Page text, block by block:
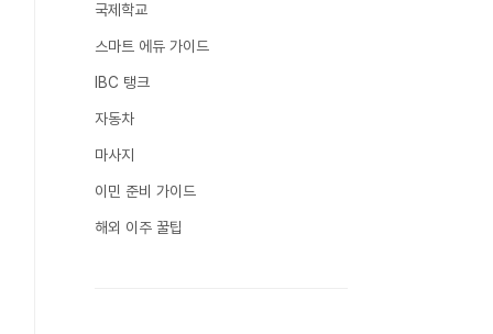
국제학교
스마트 에듀 가이드
IBC 탱크
자동차
마사지
이민 준비 가이드
해외 이주 꿀팁